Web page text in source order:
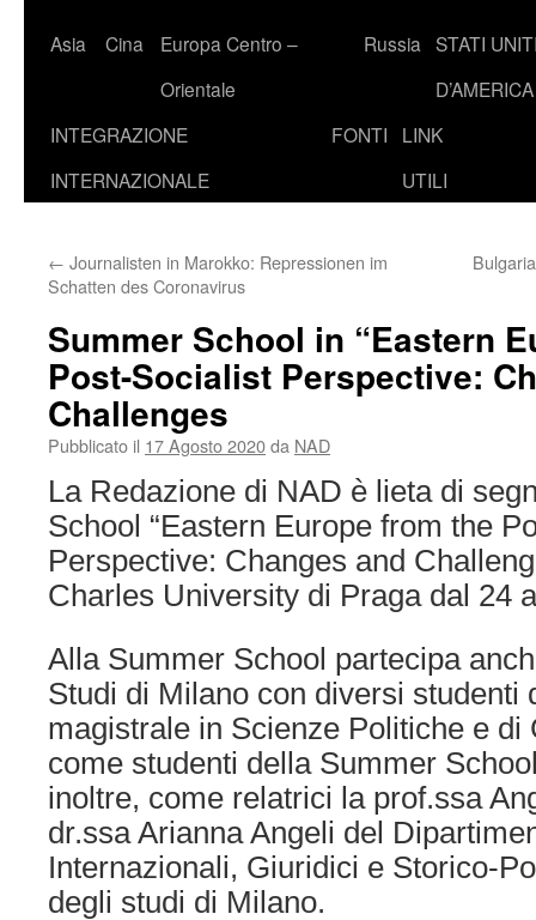
Asia Cina
Europa Centro –
Orientale
Russia STATI
D’AMERICA
INTEGRAZIONE
INTERNAZIONALE
FONTI
LINK
UTILI
← Journalisten in Marokko: Repressionen im
Schatten des Coronavirus
Summer School in “Eastern
Post-Socialist Perspective:
Challenges
Pubblicato il 17 Agosto 2020da NAD
La Redazione di NAD è lieta di
School “Eastern Europe from the
Perspective: Changes and
Charles University di Praga dal 24
Alla Summer School partecipa
Studi di Milano con diversi studenti
magistrale in Scienze Politiche e di
come studenti della Summer
inoltre, come relatrici la prof.ssa
dr.ssa Arianna Angeli del
Internazionali, Giuridici e Storico-
degli studi di Milano.